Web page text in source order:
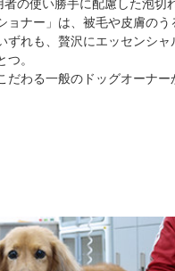
の使い勝手に配慮した泡切
ナー」は、被毛や皮膚のう
れも、贅沢にエッセンシャ
。
わる一般のドッグオーナー